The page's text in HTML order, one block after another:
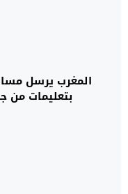
المغرب يرسل
بتعليمات من